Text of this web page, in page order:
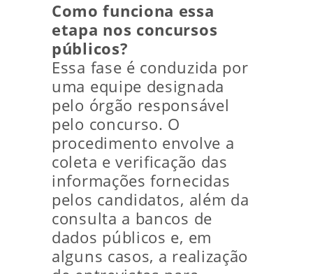
Como funciona essa
etapa nos concursos
públicos?
Essa fase é conduzida por
uma equipe designada
pelo órgão responsável
pelo concurso. O
procedimento envolve a
coleta e verificação das
informações fornecidas
pelos candidatos, além da
consulta a bancos de
dados públicos e, em
alguns casos, a realização